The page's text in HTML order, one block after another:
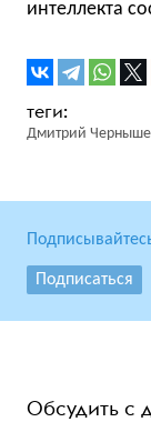
интеллекта
Дмитрий
Подписаться
Обсудить с